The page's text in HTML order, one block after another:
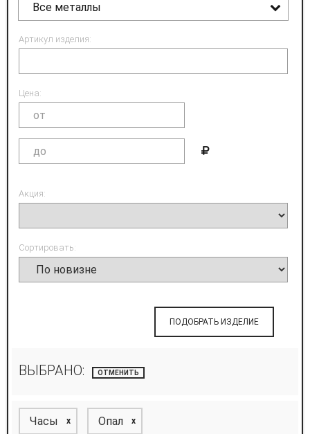
Все металлы
Артикул изделия:
Цена:
Акция:
Сортировать:
ПОДОБРАТЬ ИЗДЕЛИЕ
ВЫБРАНО: ОТМЕНИТЬ
Часы x Опал x